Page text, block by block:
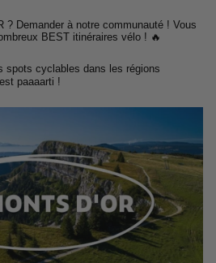
? Demander à notre communauté ! Vous
BEST itinéraires vélo ! 🔥
spots cyclables dans les régions
paaaarti !